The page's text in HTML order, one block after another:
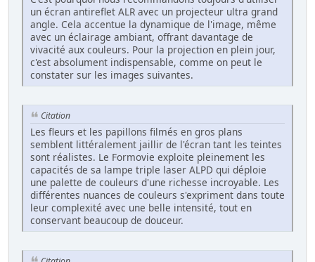
un écran antireflet ALR avec un projecteur ultra grand
angle. Cela accentue la dynamique de l'image, même
avec un éclairage ambiant, offrant davantage de
vivacité aux couleurs. Pour la projection en plein jour,
c'est absolument indispensable, comme on peut le
constater sur les images suivantes.
Citation
Les fleurs et les papillons filmés en gros plans
semblent littéralement jaillir de l'écran tant les teintes
sont réalistes. Le Formovie exploite pleinement les
capacités de sa lampe triple laser ALPD qui déploie
une palette de couleurs d'une richesse incroyable. Les
différentes nuances de couleurs s'expriment dans toute
leur complexité avec une belle intensité, tout en
conservant beaucoup de douceur.